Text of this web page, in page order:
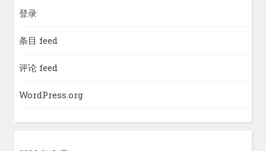
登录
条目 feed
评论 feed
WordPress.org